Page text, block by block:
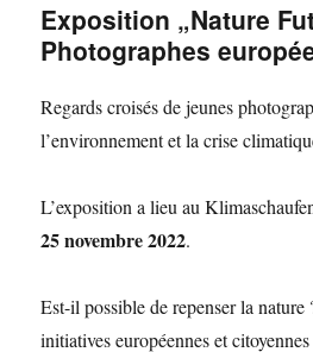
Exposition „Nature
Photographes
Regards croisés de jeunes
l’environnement et la crise
L’exposition a lieu au
25 novembre 2022.
Est-il possible de repenser la nature
initiatives européennes et